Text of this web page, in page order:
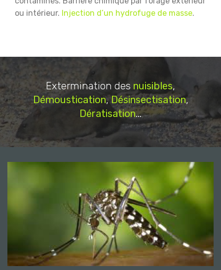
ou intérieur. Injection d’un hydrofuge de masse.
Extermination des nuisibles,
Démoustication,Désinsectisation,
Dératisation...